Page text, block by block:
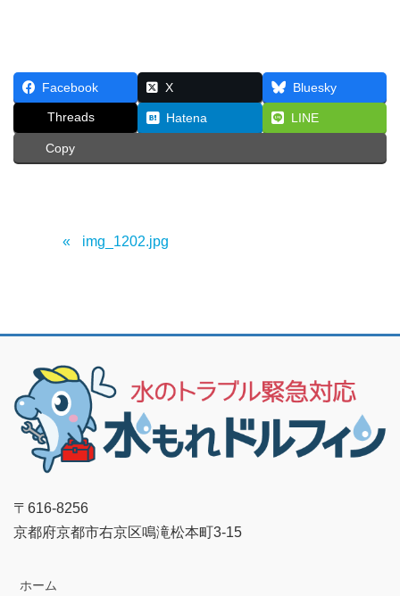
Facebook X Bluesky
Threads Hatena LINE
Copy
img_1202.jpg
〒616-8256
京都府京都市右京区鳴滝松本町3-15
ホーム